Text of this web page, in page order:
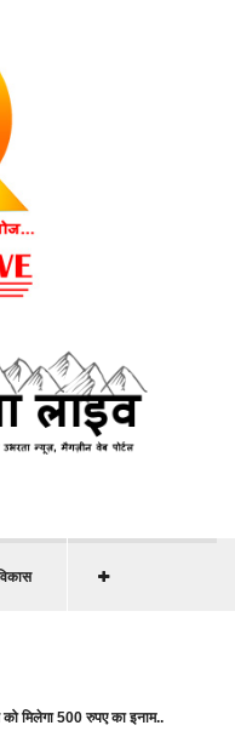
मिलेगा 500 रुपए का इनाम..